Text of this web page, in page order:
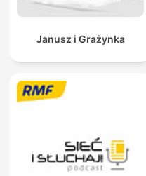
Janusz i Grażynka